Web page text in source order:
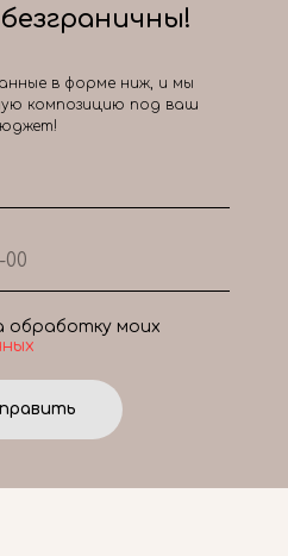
обработку моих
в форме ниж, и мы
композицию под ваш